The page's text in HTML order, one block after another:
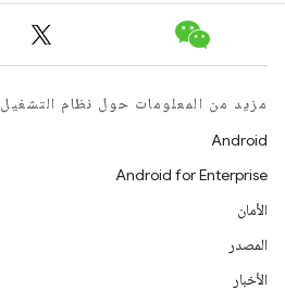
مزيد من المعلومات حول نظام التشغيل ANDROID
Android
Android for Enterprise
الأمان
المصدر
الأخبار